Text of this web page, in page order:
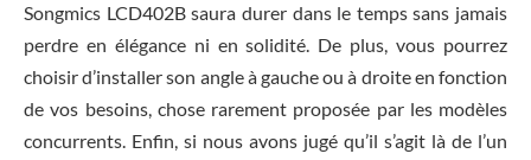
Songmics LCD402B saura durer dans le temps sans jamais
perdre en élégance ni en solidité. De plus, vous pourrez
choisir d’installer son angle à gauche ou à droite en fonction
de vos besoins, chose rarement proposée par les modèles
concurrents. Enfin, si nous avons jugé qu’il s’agit là de l’un